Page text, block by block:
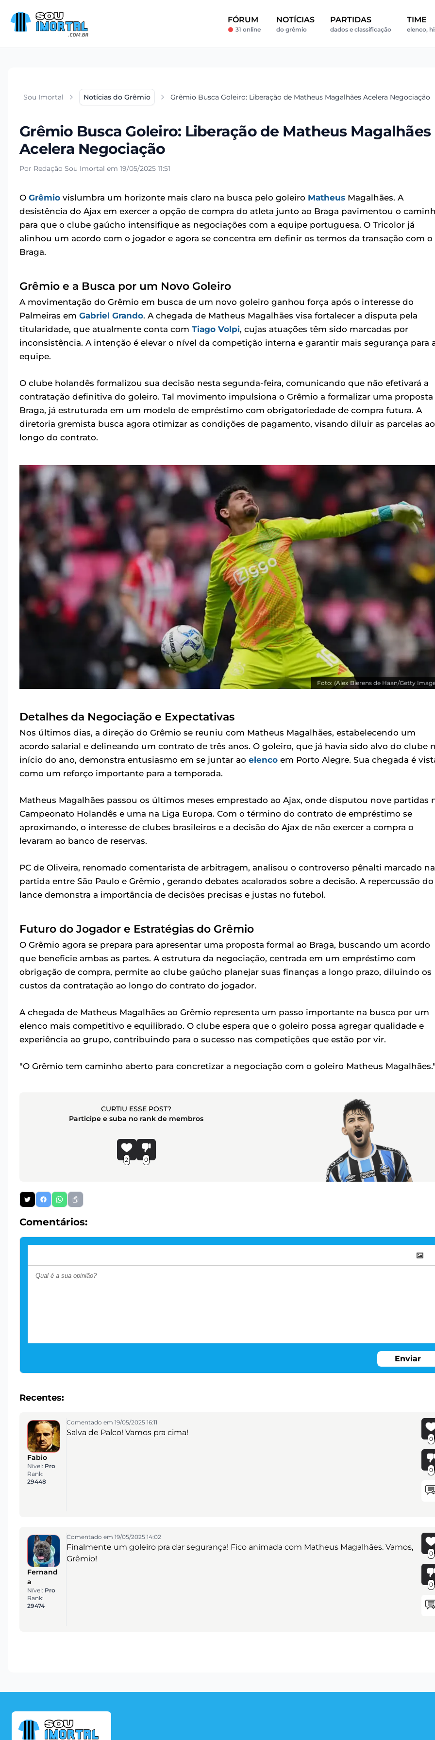
FÓRUM
31 online
NOTÍCIAS
do grêmio
PARTIDAS
dados e classificação
TIME
elenco,
Sou Imortal Notícias do Grêmio Grêmio Busca Goleiro: Liberação de Matheus Magalhães Acelera Negociação
Grêmio Busca Goleiro: Liberação de Matheus Magalhães
Acelera Negociação
Por Redação Sou Imortal em 19/05/2025 11:51
O Grêmio vislumbra um horizonte mais claro na busca pelo goleiro Matheus Magalhães. A
desistência do Ajax em exercer a opção de compra do atleta junto ao Braga pavimentou o
para que o clube gaúcho intensifique as negociações com a equipe portuguesa. O Tricolor já
alinhou um acordo com o jogador e agora se concentra em definir os termos da transação com o
Braga.
Grêmio e a Busca por um Novo Goleiro
A movimentação do Grêmio em busca de um novo goleiro ganhou força após o interesse do
Palmeiras em Gabriel Grando. A chegada de Matheus Magalhães visa fortalecer a disputa pela
titularidade, que atualmente conta com Tiago Volpi, cujas atuações têm sido marcadas por
inconsistência. A intenção é elevar o nível da competição interna e garantir mais segurança para
equipe.
O clube holandês formalizou sua decisão nesta segunda-feira, comunicando que não efetivará a
contratação definitiva do goleiro. Tal movimento impulsiona o Grêmio a formalizar uma proposta
Braga, já estruturada em um modelo de empréstimo com obrigatoriedade de compra futura. A
diretoria gremista busca agora otimizar as condições de pagamento, visando diluir as parcelas ao
longo do contrato.
Foto: (Alex Bierens de Haan/Getty
Detalhes da Negociação e Expectativas
Nos últimos dias, a direção do Grêmio se reuniu com Matheus Magalhães, estabelecendo um
acordo salarial e delineando um contrato de três anos. O goleiro, que já havia sido alvo do clube
início do ano, demonstra entusiasmo em se juntar ao elenco em Porto Alegre. Sua chegada é
como um reforço importante para a temporada.
Matheus Magalhães passou os últimos meses emprestado ao Ajax, onde disputou nove partidas
Campeonato Holandês e uma na Liga Europa. Com o término do contrato de empréstimo se
aproximando, o interesse de clubes brasileiros e a decisão do Ajax de não exercer a compra o
levaram ao banco de reservas.
PC de Oliveira, renomado comentarista de arbitragem, analisou o controverso pênalti marcado na
partida entre São Paulo e Grêmio , gerando debates acalorados sobre a decisão. A repercussão do
lance demonstra a importância de decisões precisas e justas no futebol.
Futuro do Jogador e Estratégias do Grêmio
O Grêmio agora se prepara para apresentar uma proposta formal ao Braga, buscando um acordo
que beneficie ambas as partes. A estrutura da negociação, centrada em um empréstimo com
obrigação de compra, permite ao clube gaúcho planejar suas finanças a longo prazo, diluindo os
custos da contratação ao longo do contrato do jogador.
A chegada de Matheus Magalhães ao Grêmio representa um passo importante na busca por um
elenco mais competitivo e equilibrado. O clube espera que o goleiro possa agregar qualidade e
experiência ao grupo, contribuindo para o sucesso nas competições que estão por vir.
"O Grêmio tem caminho aberto para concretizar a negociação com o goleiro Matheus
CURTIU ESSE POST?
Participe e suba no rank de membros
2 0
Comentários:
Enviar
Recentes:
Fabio
Nível: Pro
Rank:
29448
Comentado em 19/05/2025 16:11
Salva de Palco! Vamos pra cima!
0
0
Fernand
a
Nível: Pro
Rank:
29474
Comentado em 19/05/2025 14:02
Finalmente um goleiro pra dar segurança! Fico animada com Matheus Magalhães. Vamos,
Grêmio!
0
0